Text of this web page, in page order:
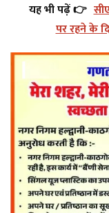
यह भी पढ़ें 👉
पर रहने के